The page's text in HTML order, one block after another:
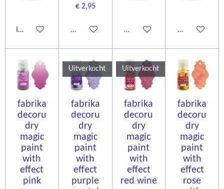
In winkelwagen
€ 2,95
Houd mij op de hoogteHoud mij op de hoogteHoud mij op
fabrika
decoru
dry
magic
paint
with
effect
pink
Uitverkocht
fabrika
decoru
dry
magic
paint
with
effect
purple
Uitverkocht
fabrika
decoru
dry
magic
paint
with
effect
red wine
fabrika
decoru
dry
magic
paint
with
effect
rose